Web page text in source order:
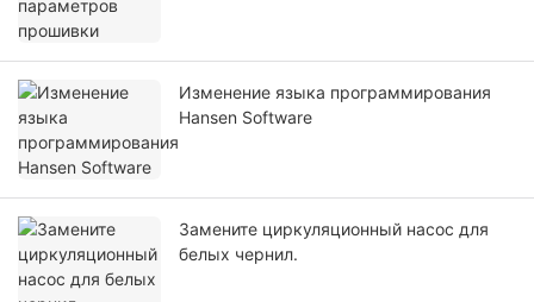
Изменение языка программирования
Hansen Software
Замените циркуляционный насос для
белых чернил.